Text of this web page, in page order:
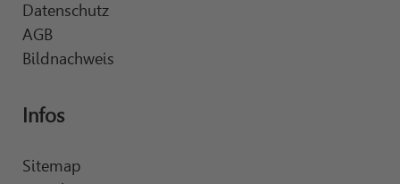
Datenschutz
AGB
Bildnachweis
Infos
Sitemap